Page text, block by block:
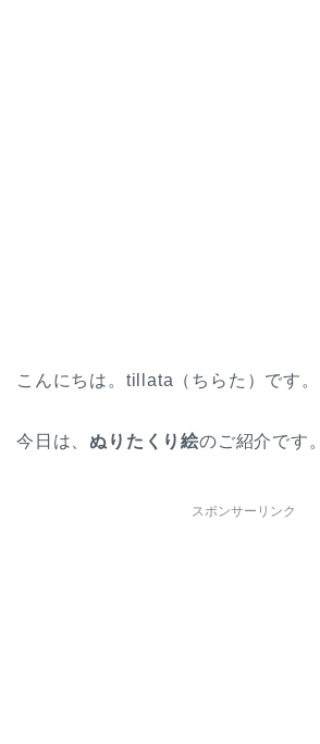
こんにちは。tillata（ちらた）です。
今日は、 ぬりたくり絵のご紹介です。
スポンサーリンク